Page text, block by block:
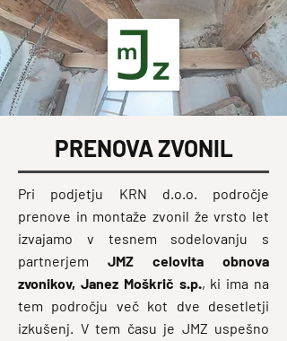
PRENOVA ZVONIL
Pri podjetju KRN d.o.o. področje
prenove in montaže zvonil že vrsto let
izvajamo v tesnem sodelovanju s
partnerjem JMZ celovita obnova
zvonikov, Janez Moškrič s.p., ki ima na
tem področju več kot dve desetletji
izkušenj. V tem času je JMZ uspešno